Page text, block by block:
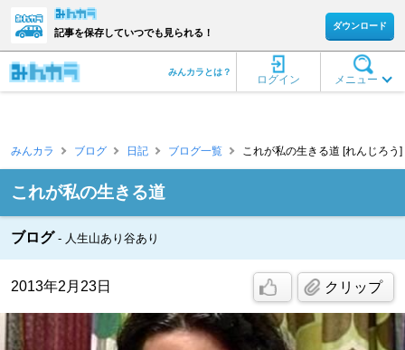
記事を保存していつでも見られる！
ダウンロード
メニュー
ログイン
みんカラとは？
みんカラ ブログ 日記 ブログ一覧 これが私の生きる道 [れんじろう]
これが私の生きる道
ブログ 人生山あり谷あり
2013年2月23日 クリップ